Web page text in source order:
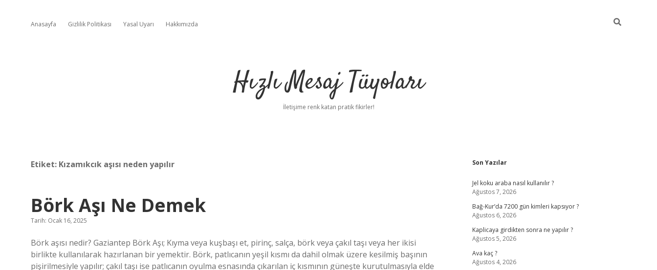
Anasayfa Gizlilik Politikası Yasal Uyarı Hakkımızda
Hızlı Mesaj Tüyoları
İletişime renk katan pratik fikirler!
Etiket: Kızamıkcık aşısı neden yapılır
Börk Aşı Ne Demek
Tarih: Ocak 16, 2025
Börk aşısı nedir? Gaziantep Börk Aşı; Kıyma veya kuşbaşı et, pirinç, salça, börk veya çakıl taşı veya her ikisi
birlikte kullanılarak hazırlanan bir yemektir. Börk, patlıcanın yeşil kısmı da dahil olmak üzere kesilmiş başının
pişirilmesiyle yapılır; çakıl taşı ise patlıcanın oyulma esnasında çıkarılan iç kısmının güneşte kurutulmasıyla elde
Sidebar
Son Yazılar
Jel koku araba nasıl kullanılır ?
Ağustos 7, 2026
Bağ-Kur’da 7200 gün kimleri kapsıyor ?
Ağustos 6, 2026
Kaplicaya girdikten sonra ne yapılır ?
Ağustos 5, 2026
Ava kaç ?
Ağustos 4, 2026